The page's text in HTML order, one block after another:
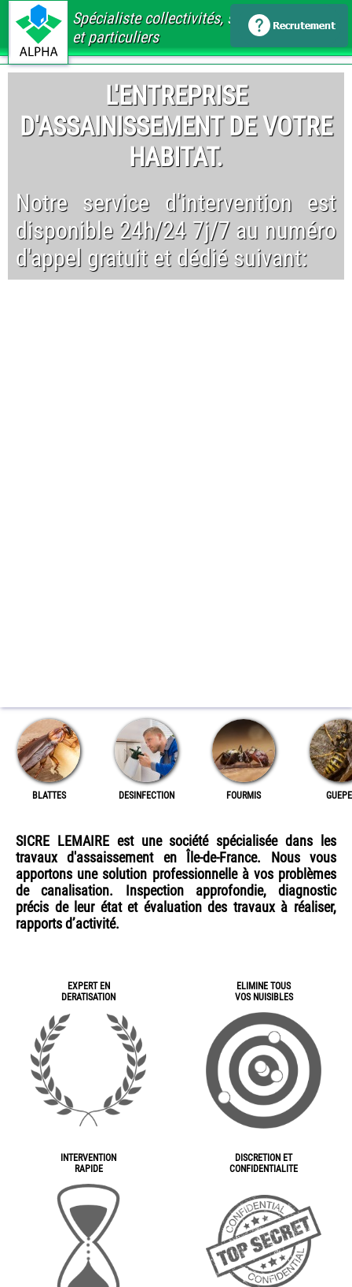
Spécialiste collectivités, santé, immobilier
et particuliers
L'ENTREPRISE
D'ASSAINISSEMENT DE VOTRE
HABITAT.
Notre service d'intervention est
disponible 24h/24 7j/7 au numéro
d'appel gratuit et dédié suivant:
BLATTES DESINFECTION FOURMIS
SICRE LEMAIRE est une société spécialisée dans les
travaux d'assaissement en Île-de-France. Nous vous
apportons une solution professionnelle à vos problèmes
de canalisation. Inspection approfondie, diagnostic
précis de leur état et évaluation des travaux à réaliser,
rapports d’activité.
EXPERT EN
DERATISATION
ELIMINE TOUS
VOS NUISIBLES
INTERVENTION
RAPIDE
DISCRETION ET
CONFIDENTIALITE